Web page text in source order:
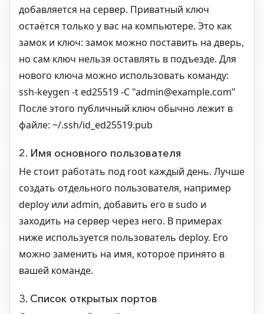
добавляется на сервер. Приватный ключ
остаётся только у вас на компьютере. Это как
замок и ключ: замок можно поставить на дверь,
но сам ключ нельзя оставлять в подъезде. Для
нового ключа можно использовать команду:
ssh-keygen -t ed25519 -C "admin@example.com"
После этого публичный ключ обычно лежит в
файле: ~/.ssh/id_ed25519.pub
2. Имя основного пользователя
Не стоит работать под root каждый день. Лучше
создать отдельного пользователя, например
deploy или admin, добавить его в sudo и
заходить на сервер через него. В примерах
ниже используется пользователь deploy. Его
можно заменить на имя, которое принято в
вашей команде.
3. Список открытых портов